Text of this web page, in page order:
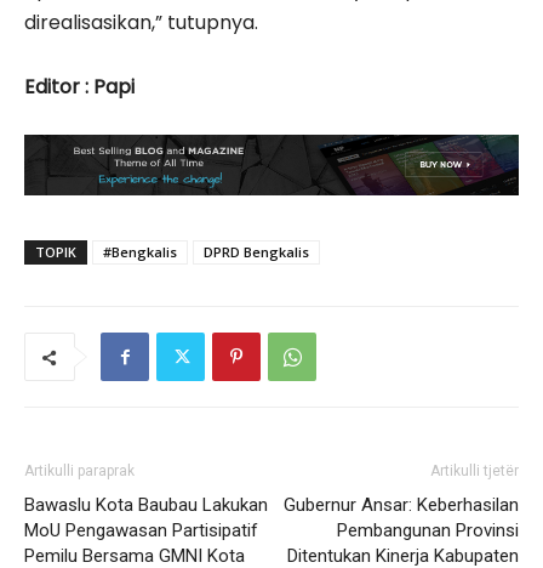
direalisasikan,” tutupnya.
Editor : Papi
TOPIK #Bengkalis DPRD Bengkalis
Artikulli paraprak
Bawaslu Kota Baubau Lakukan
MoU Pengawasan Partisipatif
Pemilu Bersama GMNI Kota
Artikulli tjetër
Gubernur Ansar: Keberhasilan
Pembangunan Provinsi
Ditentukan Kinerja Kabupaten